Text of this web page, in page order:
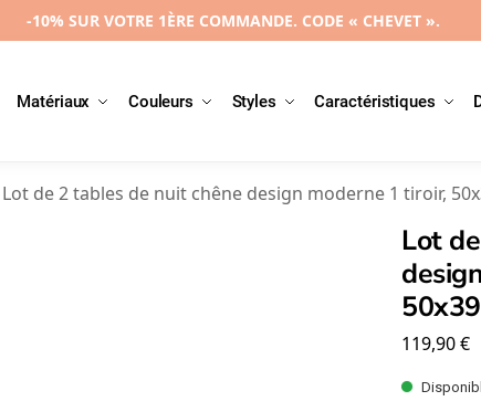
-10% SUR VOTRE 1ÈRE COMMANDE. CODE « CHEVET ».
Matériaux Couleurs Styles Caractéristiques
Lot de 2 tables de nuit chêne design moderne 1 tiroir,
Lot
119,90€